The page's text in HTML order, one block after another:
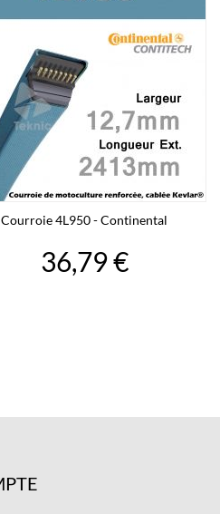
Courroie 4L950 - Continental
36,79 €